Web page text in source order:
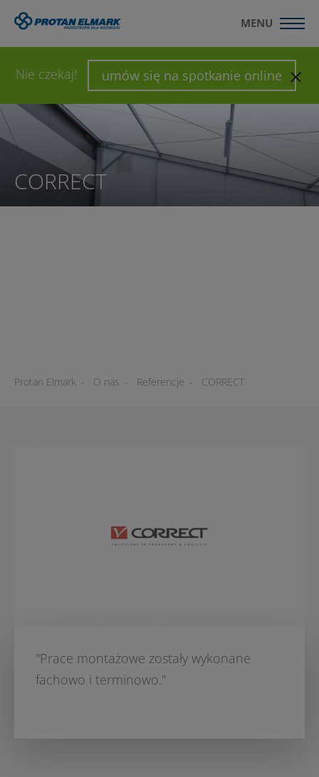
Nie czekaj! umów się na spotkanie online
MENU
WYŚLIJ ZAPYTANIE SKONFIGURUJ HALĘ
CORRECT
Protan Elmark - O nas - Referencje - CORRECT
"Prace montażowe zostały wykonane
fachowo i terminowo."